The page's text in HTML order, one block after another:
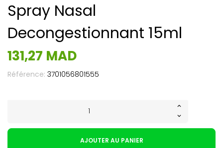
Spray Nasal
Decongestionnant 15ml
131,27 MAD
Référence: 3701056801555
AJOUTER AU PANIER